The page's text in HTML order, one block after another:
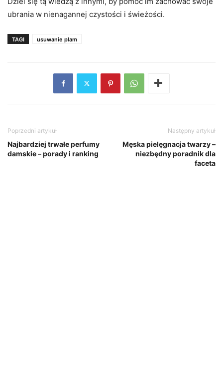
ubrania w nienagannej czystości i świeżości.
TAGI usuwanie plam
Poprzedni artykuł
Najbardziej trwałe perfumy
damskie – porady i ranking
Następny artykuł
Męska pielęgnacja twarzy –
niezbędny poradnik dla
faceta